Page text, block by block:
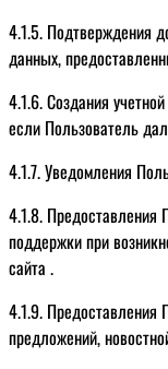
4.1.5. Подтверждения
данных,
4.1.6. Создания
если Пользователь
4.1.7. Уведомления
4.1.8. Предоставления
поддержки при
сайта .
4.1.9. Предоставления
предложений,